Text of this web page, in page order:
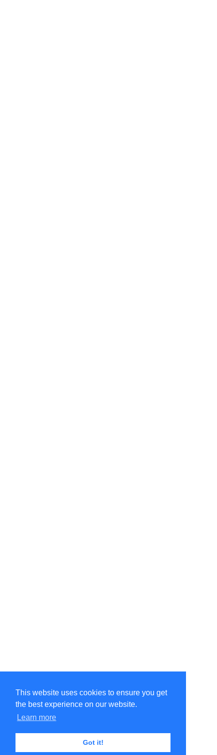
This website uses cookies to ensure you get
the best experience on our website.
Learn more
Got it!
©Amélie Pepin. All rights reserved.